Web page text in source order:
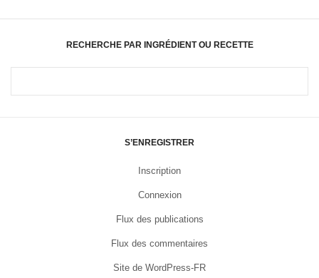
RECHERCHE PAR INGRÉDIENT OU RECETTE
S’ENREGISTRER
Inscription
Connexion
Flux des publications
Flux des commentaires
Site de WordPress-FR